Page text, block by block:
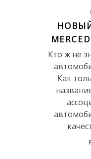
Кто ж не
Как